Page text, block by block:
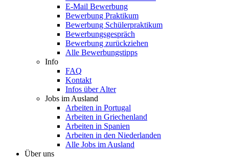
E-Mail Bewerbung
Bewerbung Praktikum
Bewerbung Schülerpraktikum
Bewerbungsgespräch
Bewerbung zurückziehen
Alle Bewerbungstipps
Info
FAQ
Kontakt
Infos über Alter
Jobs im Ausland
Arbeiten in Portugal
Arbeiten in Griechenland
Arbeiten in Spanien
Arbeiten in den Niederlanden
Alle Jobs im Ausland
Über uns